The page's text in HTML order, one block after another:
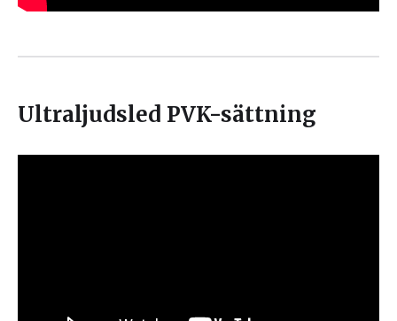
Ultraljudsled PVK-sättning